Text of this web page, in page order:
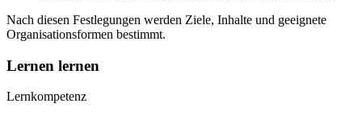
Nach diesen Festlegungen werden Ziele, Inhalte und geeignete
Organisationsformen bestimmt.
Lernen lernen
Lernkompetenz